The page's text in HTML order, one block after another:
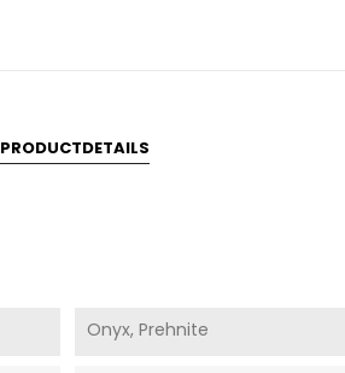
PRODUCTDETAILS
Onyx, Prehnite